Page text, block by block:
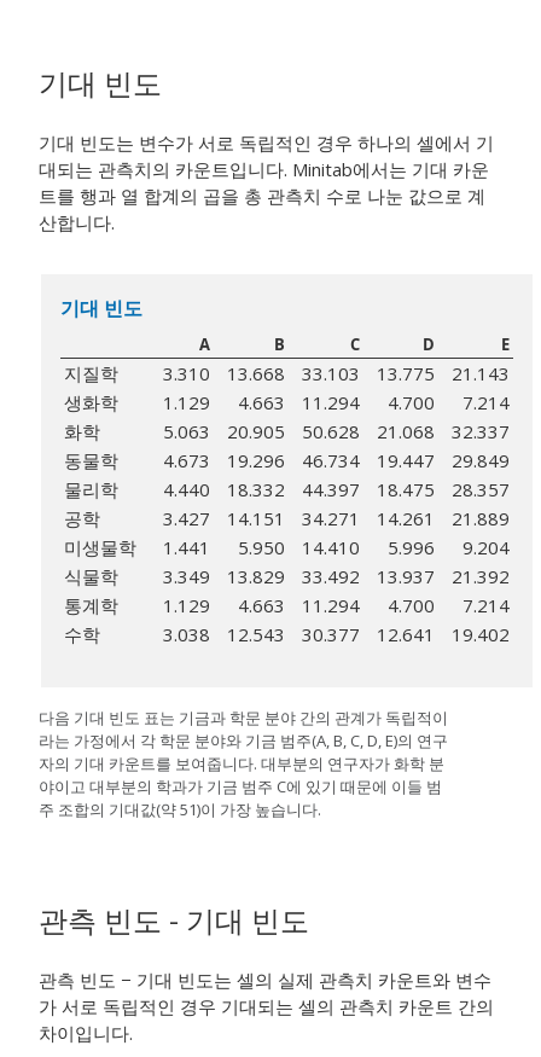
기대 빈도
기대 빈도는 변수가 서로 독립적인 경우 하나의 셀에서 기
대되는 관측치의 카운트입니다. Minitab에서는 기대 카운
트를 행과 열 합계의 곱을 총 관측치 수로 나눈 값으로 계
산합니다.
기대 빈도
A B C D E
지질학 3.310 13.668 33.103 13.775
21.143
생화학
1.129 4.663 11.294 4.700
7.214
화학
5.063 20.905 50.628 21.068
32.337
동물학
4.673 19.296 46.734 19.447
29.849
물리학
4.440 18.332 44.397 18.475
28.357
공학
3.427 14.151 34.271 14.261
21.889
미생물학
1.441 5.950 14.410 5.996
9.204
식물학
3.349 13.829 33.492 13.937
21.392
통계학
1.129 4.663 11.294 4.700
7.214
수학
3.038 12.543 30.377 12.641 19.402
다음 기대 빈도 표는 기금과 학문 분야 간의 관계가 독립적이
라는 가정에서 각 학문 분야와 기금 범주(A, B, C, D, E)의 연구
자의 기대 카운트를 보여줍니다. 대부분의 연구자가 화학 분
야이고 대부분의 학과가 기금 범주 C에 있기 때문에 이들 범
주 조합의 기대값(약 51)이 가장 높습니다.
관측 빈도 - 기대 빈도
관측 빈도 − 기대 빈도는 셀의 실제 관측치 카운트와 변수
가 서로 독립적인 경우 기대되는 셀의 관측치 카운트 간의
차이입니다.